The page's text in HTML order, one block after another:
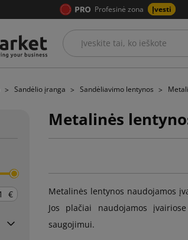
Profesinė zona Įvesti
Sandėlio įranga Sandėliavimo lentynos
€
Metalinės
Metalinės lentynos naudojamos
Jos plačiai naudojamos
saugojimui.